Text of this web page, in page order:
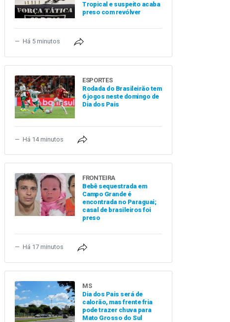
Tropical e suspeito acaba
preso com revólver
Há 5 minutos
ESPORTES
Rodada do Brasileirão tem
6 jogos neste domingo de
Dia dos Pais
Há 14 minutos
FRONTEIRA
Bebê sequestrada em
Campo Grande é
encontrada no Paraguai;
casal de brasileiros foi
preso
Há 17 minutos
MS
Dia dos Pais será de
calorão, mas frente fria
pode trazer chuva para
Mato Grosso do Sul